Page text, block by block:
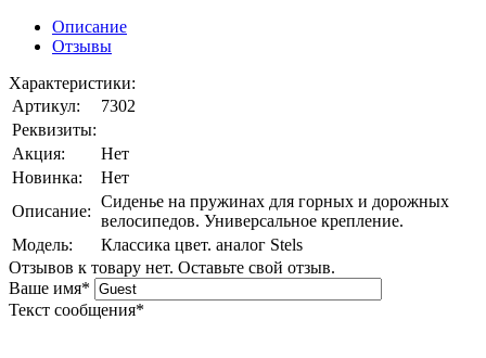
Описание
Отзывы
Характеристики:
Артикул:
7302
Реквизиты:
Акция:
Нет
Новинка:
Нет
Описание:
Сиденье на пружинах для горных и дорожных
велосипедов. Универсальное крепление.
Модель:
Классика цвет. аналог Stels
Отзывов к товару нет. Оставьте свой отзыв.
Ваше имя*
Текст сообщения*